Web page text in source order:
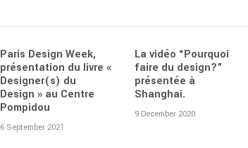
Paris Design Week,
présentation du livre «
Designer(s) du
Design » au Centre
Pompidou
6 September 2021
La vidéo “Pourquoi
faire du design?”
présentée à
Shanghai.
9 December 2020